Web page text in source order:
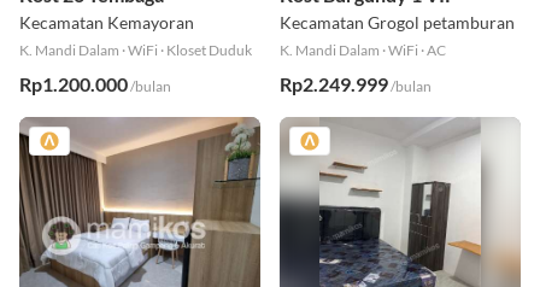
Kecamatan Kemayoran
K. Mandi Dalam ·WiFi · Kloset Duduk
Rp1.200.000/bulan
Kecamatan Grogol petamburan
K. Mandi Dalam ·WiFi ·AC
Rp2.249.999/bulan